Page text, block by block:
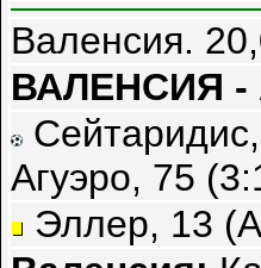
Валенсия.
ВАЛЕНСИЯ -
Агуэро, 75
Эллер, 13